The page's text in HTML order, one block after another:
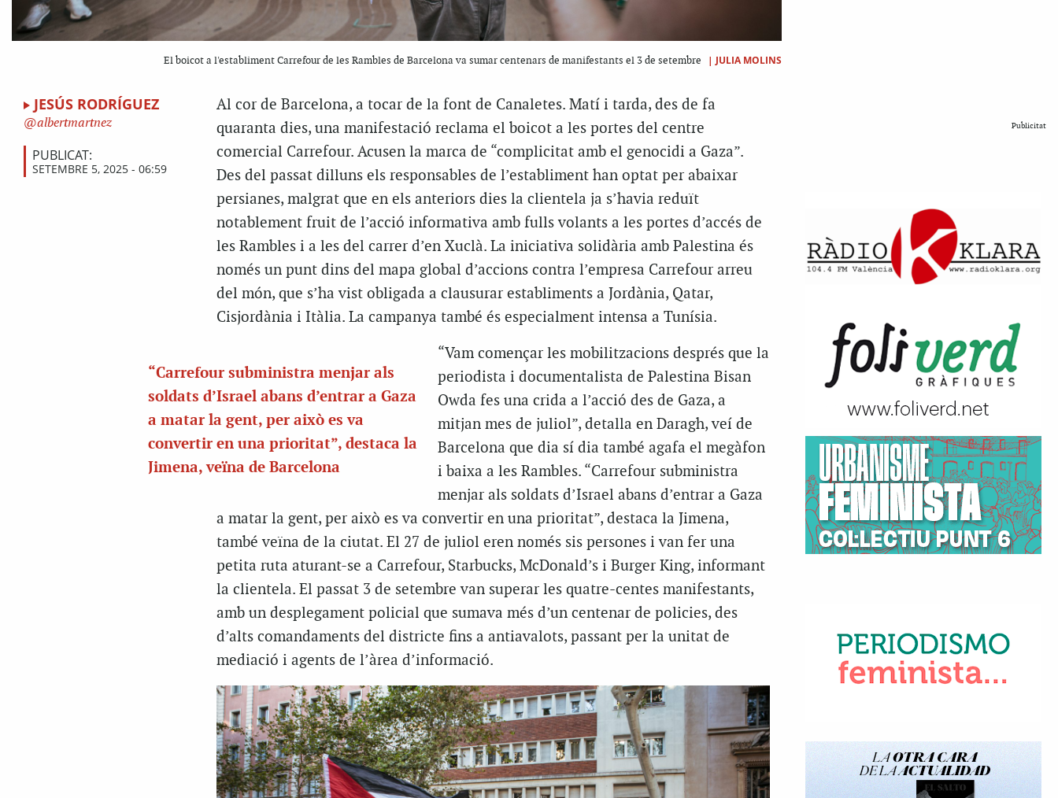
El boicot a l'establiment Carrefour de les Rambles de Barcelona va sumar centenars de manifestants el 3 de setembre | JULIA MOLINS
JESÚS RODRÍGUEZ
albertmartnez
PUBLICAT:
SETEMBRE 5, 2025 - 06:59
Al cor de Barcelona, a tocar de la font de Canaletes. Matí i tarda, des de fa
quaranta dies, una manifestació reclama el boicot a les portes del centre
comercial Carrefour. Acusen la marca de “complicitat amb el genocidi a Gaza”.
Des del passat dilluns els responsables de l’establiment han optat per abaixar
persianes, malgrat que en els anteriors dies la clientela ja s’havia reduït
notablement fruit de l’acció informativa amb fulls volants a les portes d’accés de
les Rambles i a les del carrer d’en Xuclà. La iniciativa solidària amb Palestina és
només un punt dins del mapa global d’accions contra l’empresa Carrefour arreu
del món, que s’ha vist obligada a clausurar establiments a Jordània, Qatar,
Cisjordània i Itàlia. La campanya també és especialment intensa a Tunísia.
“Carrefour subministra menjar als
soldats d’Israel abans d’entrar a Gaza
a matar la gent, per això es va
convertir en una prioritat”, destaca la
Jimena, veïna de Barcelona
“Vam començar les mobilitzacions després que la
periodista i documentalista de Palestina Bisan
Owda fes una crida a l’acció des de Gaza, a
mitjan mes de juliol”, detalla en Daragh, veí de
Barcelona que dia sí dia també agafa el megàfon
i baixa a les Rambles. “Carrefour subministra
menjar als soldats d’Israel abans d’entrar a Gaza
a matar la gent, per això es va convertir en una prioritat”, destaca la Jimena,
també veïna de la ciutat. El 27 de juliol eren només sis persones i van fer una
petita ruta aturant-se a Carrefour, Starbucks, McDonald’s i Burger King, informant
la clientela. El passat 3 de setembre van superar les quatre-centes manifestants,
amb un desplegament policial que sumava més d’un centenar de policies, des
d’alts comandaments del districte fins a antiavalots, passant per la unitat de
mediació i agents de l’àrea d’informació.
Publicitat